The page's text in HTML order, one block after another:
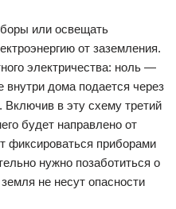
или освещать
от заземления.
электричества: ноль —
дома подается через
в эту схему третий
будет направлено от
фиксироваться приборами
нужно позаботиться о
не несут опасности